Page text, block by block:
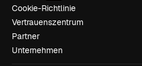
Cookie-Richtlinie
Vertrauenszentrum
Partner
Unternehmen